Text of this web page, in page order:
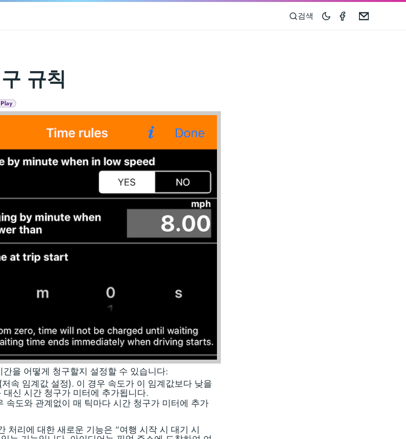
검색 Taximeter on
규칙
을 어떻게 청구할지 설정할 수 있습니다:
속 임계값 설정). 이 경우 속도가 이 임계값보다 낮을
대신 시간 청구가 미터에 추가됩니다.
속도와 관계없이 매 틱마다 시간 청구가 미터에 추가
처리에 대한 새로운 기능은 “여행 시작 시 대기 시